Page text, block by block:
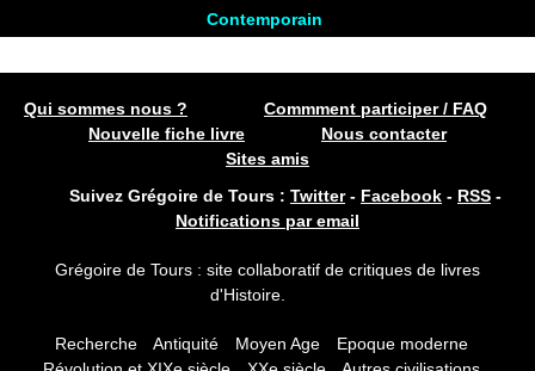
Contemporain
Qui sommes nous ?
Commment participer / FAQ
Nouvelle fiche livre
Nous contacter
Sites amis
Suivez Grégoire de Tours : Twitter- Facebook - RSS -
Notifications par email
Grégoire de Tours : site collaboratif de critiques de livres
d'Histoire.
Recherche Antiquité Moyen Age
Epoque moderne